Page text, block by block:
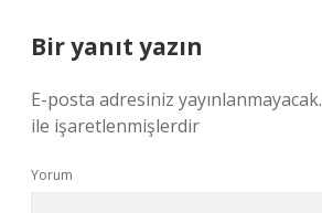
Bir yanıt yazın
E-posta adresiniz yayınlanmayacak.
ile işaretlenmişlerdir
Yorum